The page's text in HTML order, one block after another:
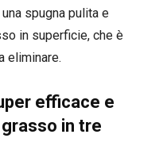
spugna pulita e
in superficie, che è
eliminare.
efficace e
in tre